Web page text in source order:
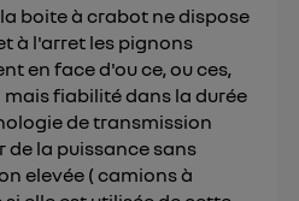
boite à crabot ne dispose
à l'arret les pignons
en face d'ou ce, ou ces,
fiabilité dans la durée
de transmission
de la puissance sans
elevée ( camions à